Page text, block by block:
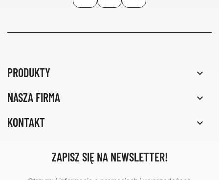
PRODUKTY 
NASZA FIRMA 
KONTAKT 
ZAPISZ SIĘ NA NEWSLETTER!